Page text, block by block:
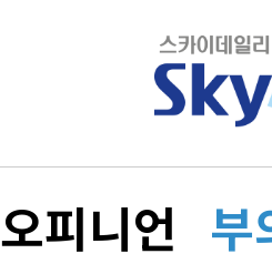
오피니언 부